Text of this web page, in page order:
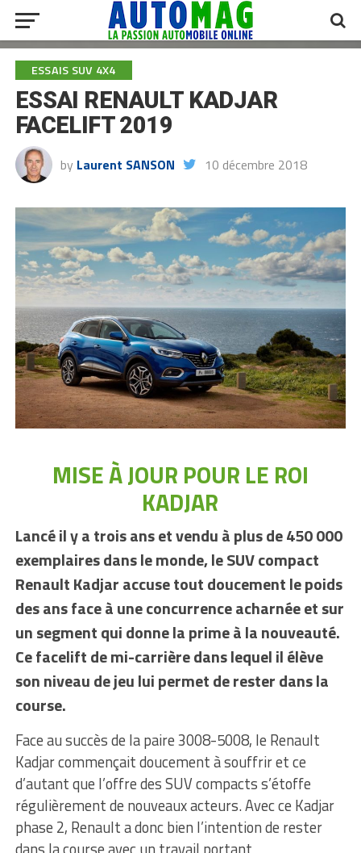
ESSAIS SUV 4X4
ESSAI RENAULT KADJAR
FACELIFT 2019
by Laurent SANSON 10 décembre 2018
MISE À JOUR POUR LE ROI
KADJAR
Lancé il y a trois ans et vendu à plus de 450 000
exemplaires dans le monde, le SUV compact
Renault Kadjar accuse tout doucement le poids
des ans face à une concurrence acharnée et sur
un segment qui donne la prime à la nouveauté.
Ce facelift de mi-carrière dans lequel il élève
son niveau de jeu lui permet de rester dans la
course.
Face au succès de la paire 3008-5008, le Renault
Kadjar commençait doucement à souffrir et ce
d’autant que l’offre des SUV compacts s’étoffe
régulièrement de nouveaux acteurs. Avec ce Kadjar
phase 2, Renault a donc bien l’intention de rester